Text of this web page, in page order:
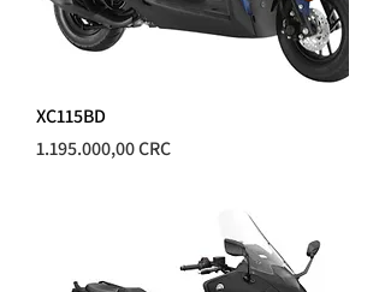
XC115BD
Precio
1.195.000,00 CRC